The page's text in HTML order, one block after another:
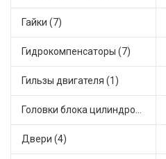
Гайки (7)
Гидрокомпенсаторы (7)
Гильзы двигателя (1)
Головки блока цилиндров (2)
Двери (4)